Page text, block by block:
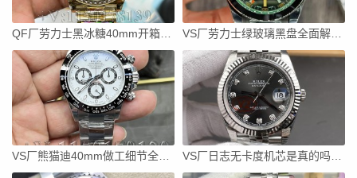
QF厂劳力士黑冰糖40mm开箱：钨钢配重+狗牙圈，这分量太足了 VS厂劳力士绿玻璃黑盘全面解析，没有日历的一档调时才是精髓
VS厂熊猫迪40mm做工细节全公开：冰蓝夜光饱满 VS厂日志无卡度机芯是真的吗？拆开真相，看完不再被忽悠